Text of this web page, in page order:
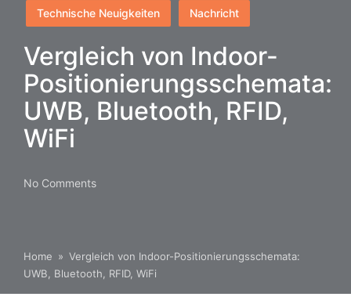
Posted
in
Technische Neuigkeiten Nachricht
Vergleich von Indoor-
Positionierungsschemata:
UWB, Bluetooth, RFID,
WiFi
No Comments
Home » Vergleich von Indoor-Positionierungsschemata:
UWB, Bluetooth, RFID, WiFi